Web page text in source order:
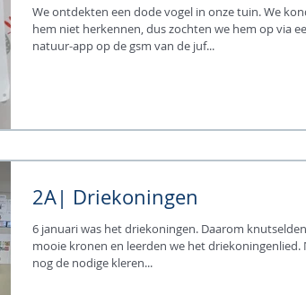
We ontdekten een dode vogel in onze tuin. We
hem niet herkennen, dus zochten we hem op via
natuur-app op de gsm van de juf...
2A| Driekoningen
6 januari was het driekoningen. Daarom
mooie kronen en leerden we het driekoningenlied.
nog de nodige kleren...